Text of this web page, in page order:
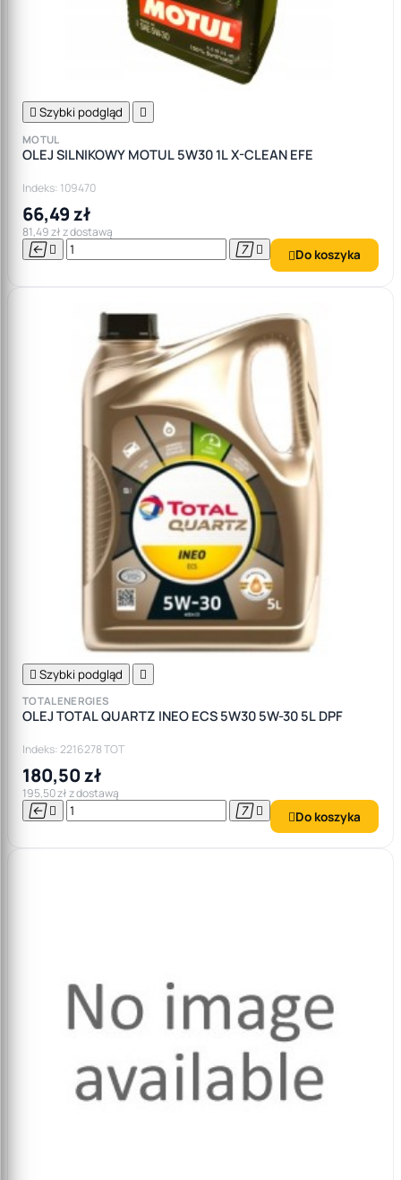
 Szybki podgląd 
MOTUL
OLEJ SILNIKOWY MOTUL 5W30 1L X-CLEAN EFE
Indeks: 109470
66,49 zł
81,49 zł z dostawą
    Do koszyka
 Szybki podgląd 
TOTALENERGIES
OLEJ TOTAL QUARTZ INEO ECS 5W30 5W-30 5L DPF
Indeks: 2216278 TOT
180,50 zł
195,50 zł z dostawą
    Do koszyka